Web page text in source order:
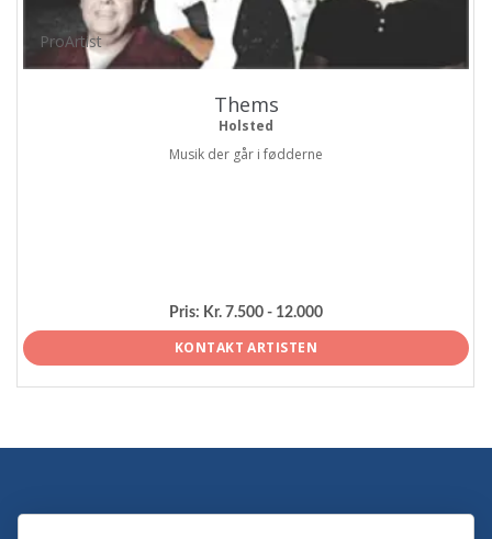
ProArtist
Thems
Holsted
Musik der går i fødderne
Pris: Kr. 7.500 - 12.000
KONTAKT ARTISTEN